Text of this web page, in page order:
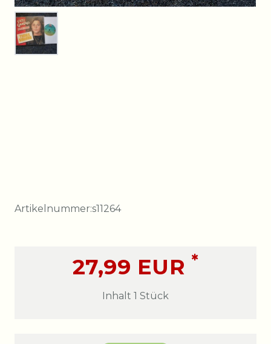
Artikelnummer:s11264
27,99 EUR *
Inhalt 1 Stück